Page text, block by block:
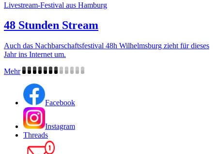
Livestream-Festival aus Hamburg
48 Stunden Stream
Auch das Nachbarschaftsfestival 48h Wilhelmsburg zieht für dieses
Jahr ins Internet um.
Mehr
Facebook
Instagram
Threads